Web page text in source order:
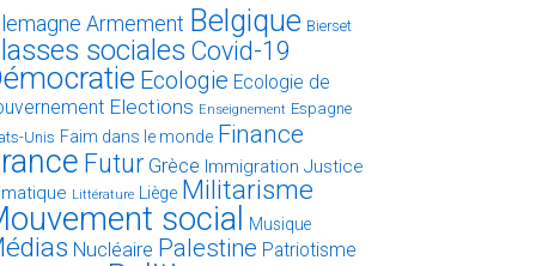
Armement Belgique Bierset
sociales Covid-19
Ecologie Ecologie de
Elections Enseignement Espagne
Unis Faim dans le monde Finance
Futur Grèce Immigration Justice
Littérature Liège Militarisme
social Musique
Nucléaire Palestine Patriotisme